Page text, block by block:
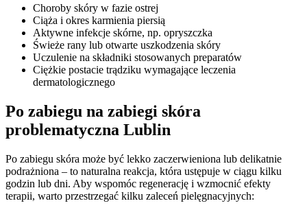
Choroby skóry w fazie ostrej
Ciąża i okres karmienia piersią
Aktywne infekcje skórne, np. opryszczka
Świeże rany lub otwarte uszkodzenia skóry
Uczulenie na składniki stosowanych preparatów
Ciężkie postacie trądziku wymagające leczenia
dermatologicznego
Po zabiegu na zabiegi skóra
problematyczna Lublin
Po zabiegu skóra może być lekko zaczerwieniona lub delikatnie
podrażniona – to naturalna reakcja, która ustępuje w ciągu kilku
godzin lub dni. Aby wspomóc regenerację i wzmocnić efekty
terapii, warto przestrzegać kilku zaleceń pielęgnacyjnych: